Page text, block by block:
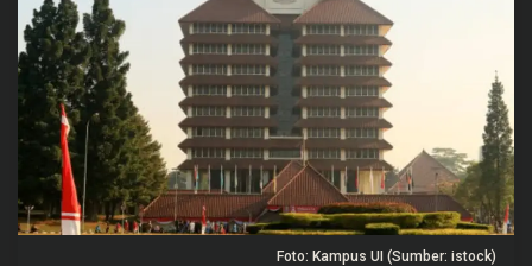
g
L
G
B
T
d
i
M
e
d
s
o
s
Foto: Kampus UI (Sumber: istock)